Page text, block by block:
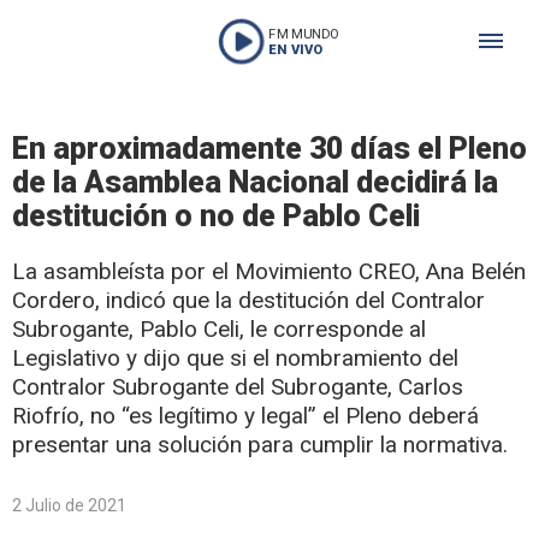
FM MUNDO
EN VIVO
En aproximadamente 30 días el Pleno
de la Asamblea Nacional decidirá la
destitución o no de Pablo Celi
La asambleísta por el Movimiento CREO, Ana Belén
Cordero, indicó que la destitución del Contralor
Subrogante, Pablo Celi, le corresponde al
Legislativo y dijo que si el nombramiento del
Contralor Subrogante del Subrogante, Carlos
Riofrío, no “es legítimo y legal” el Pleno deberá
presentar una solución para cumplir la normativa.
2 Julio de 2021